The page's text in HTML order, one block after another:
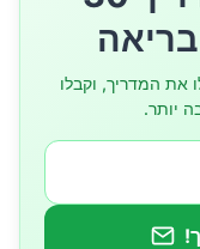
שוקולד מריר
קיבלו את המדריך, וקבלו
יותר.